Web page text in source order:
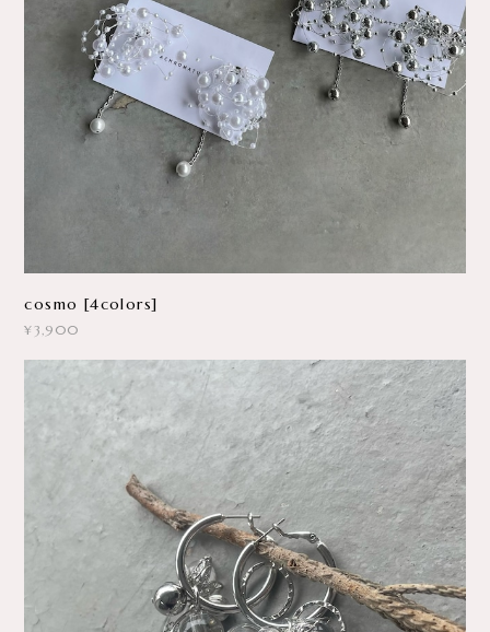
cosmo [4colors]
¥3,900